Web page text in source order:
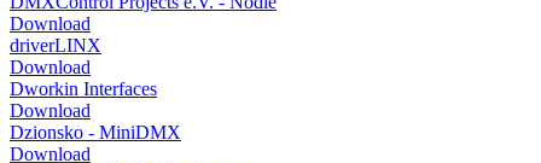
Download
driverLINX
Download
Dworkin Interfaces
Download
Dzionsko - MiniDMX
Download